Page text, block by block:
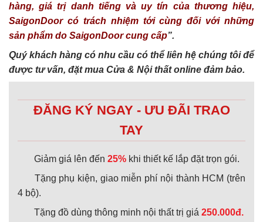
hàng, giá trị danh tiếng và uy tín của thương hiệu,
SaigonDoor có trách nhiệm tới cùng đối với những
sản phẩm do SaigonDoor cung cấp”.
Quý khách hàng có nhu cầu có thể liên hệ chúng tôi để
được tư vấn, đặt mua Cửa & Nội thất online đảm bảo.
ĐĂNG KÝ NGAY - ƯU ĐÃI TRAO
TAY
Giảm giá lên đến 25% khi thiết kế lắp đặt trọn gói.
Tặng phụ kiện, giao miễn phí nội thành HCM (trên
4 bộ).
Tặng đồ dùng thông minh nội thất trị giá 250.000đ.